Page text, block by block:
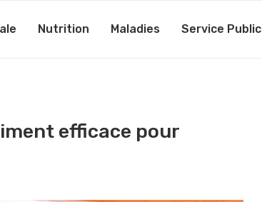
Nutrition Maladies Service Public
efficace pour